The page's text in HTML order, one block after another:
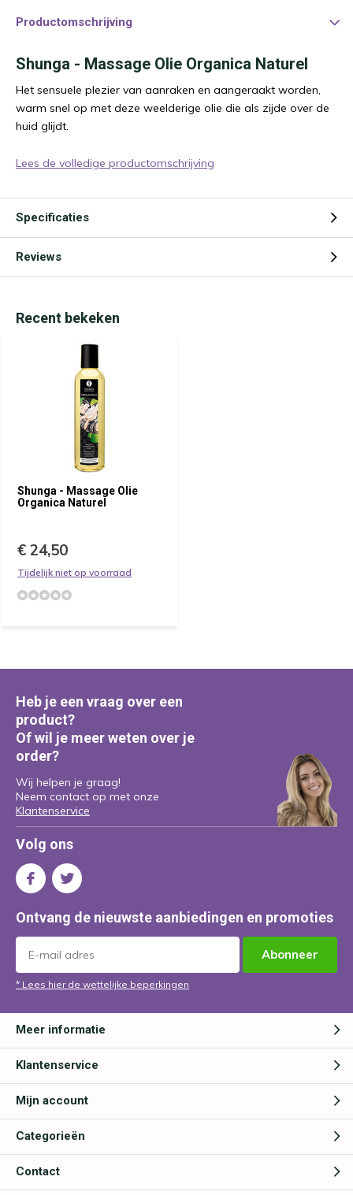
Productomschrijving
Shunga - Massage Olie Organica Naturel
Het sensuele plezier van aanraken en aangeraakt worden,
warm snel op met deze weelderige olie die als zijde over de
huid glijdt.
Lees de volledige productomschrijving
Specificaties
Reviews
Recent bekeken
Shunga - Massage Olie
Organica Naturel
€ 24,50
Tijdelijk niet op voorraad
Heb je een vraag over een
product?
Of wil je meer weten over je
order?
Wij helpen je graag!
Neem contact op met onze
Klantenservice
Volg ons
Ontvang de nieuwste aanbiedingen en promoties
Abonneer
* Lees hier de wettelijke beperkingen
Meer informatie
Klantenservice
Mijn account
Categorieën
Contact